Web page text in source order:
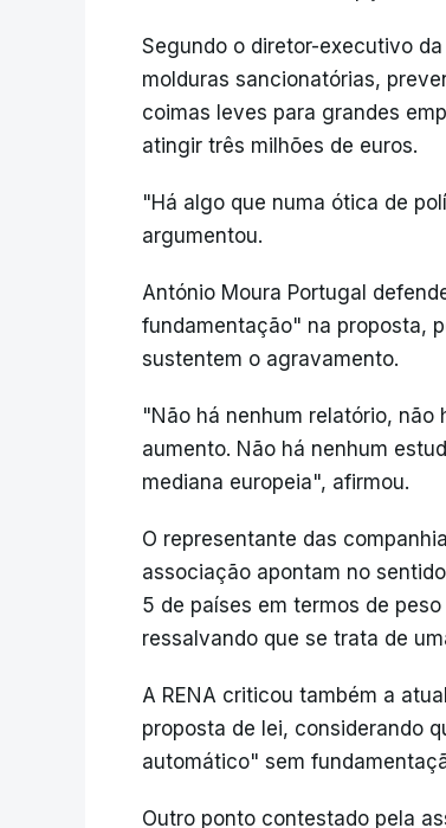
Segundo o diretor-executivo
molduras sancionatórias,
coimas leves para grandes
atingir três milhões de euros.
"Há algo que numa ótica de
argumentou.
António Moura Portugal
fundamentação" na proposta,
sustentem o agravamento.
"Não há nenhum relatório,
aumento. Não há nenhum
mediana europeia", afirmou.
O representante das
associação apontam no
5 de países em termos de
ressalvando que se trata de
A RENA criticou também a
proposta de lei, considerando
automático" sem
Outro ponto contestado pela